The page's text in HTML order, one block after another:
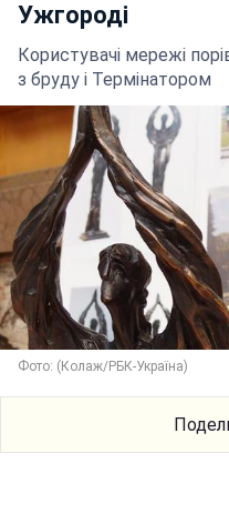
Ужгороді
Користувачі мережі
з бруду і Термінатором
Фото: (Колаж/РБК-Україна)